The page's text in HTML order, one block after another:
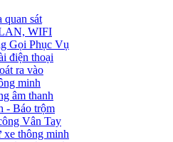
quan sát
WIFI
Gọi Phục Vụ
điện thoại
ra vào
minh
âm thanh
- Báo trộm
Vân Tay
xe thông minh